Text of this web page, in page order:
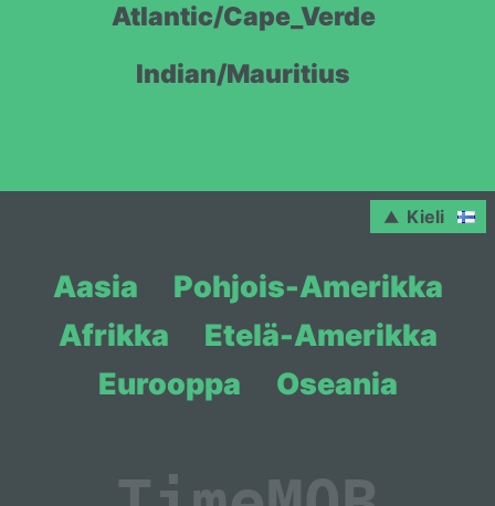
Atlantic/Cape_Verde
Indian/Mauritius
Kieli
Aasia
Pohjois-Amerikka
Afrikka
Etelä-Amerikka
Eurooppa
Oseania